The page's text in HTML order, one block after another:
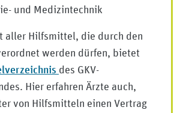
und Medizintechnik
aller Hilfsmittel, die durch den
werden dürfen, bietet
des GKV-
Hier erfahren Ärzte auch,
von Hilfsmitteln einen Vertrag